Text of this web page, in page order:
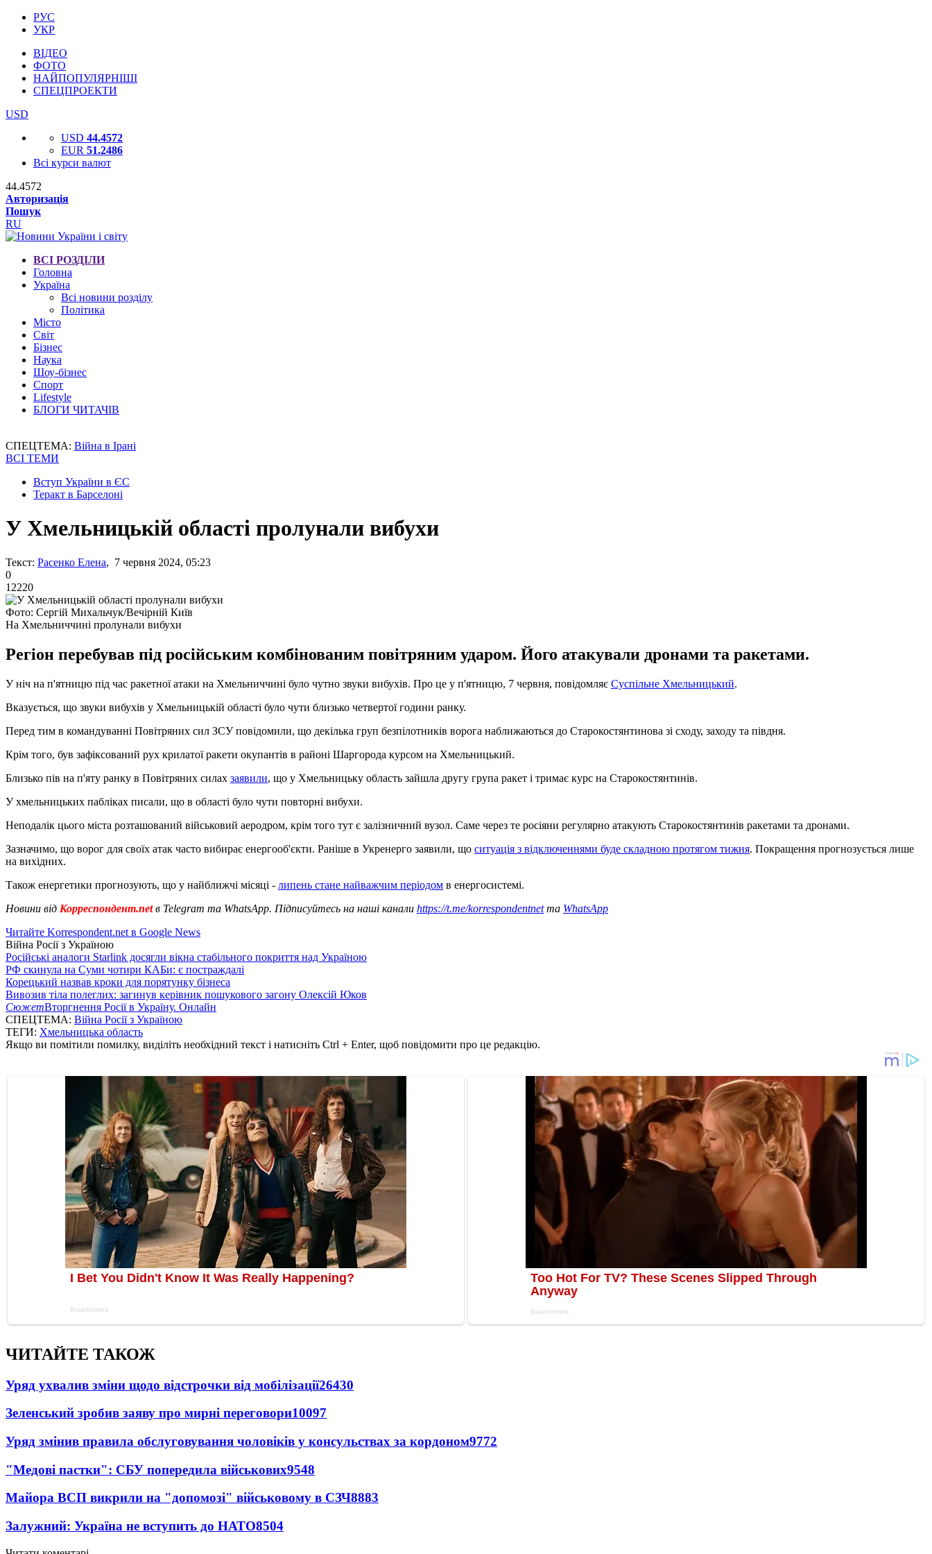
РУС
УКР
ВІДЕО
ФОТО
НАЙПОПУЛЯРНІШІ
СПЕЦПРОЕКТИ
USD
USD 44.4572
EUR 51.2486
Всі курси валют
44.4572
Авторизація
Пошук
RU
ВСІ РОЗДІЛИ
Головна
Україна
Всі новини розділу
Політика
Місто
Світ
Бізнес
Наука
Шоу-бізнес
Спорт
Lifestyle
БЛОГИ ЧИТАЧІВ
СПЕЦТЕМА: Війна в Ірані
ВСІ ТЕМИ
Вступ України в ЄС
Теракт в Барселоні
У Хмельницькій області пролунали вибухи
Текст: Расенко Елена, 7 червня 2024, 05:23
0
12220
Фото: Сергій Михальчук/Вечірній Київ
На Хмельниччині пролунали вибухи
Регіон перебував під російським комбінованим повітряним ударом. Його атакували дронами та ракетами.
У ніч на п'ятницю під час ракетної атаки на Хмельниччині було чутно звуки вибухів. Про це у п'ятницю, 7 червня, повідомляє Суспільне Хмельницький.
Вказується, що звуки вибухів у Хмельницькій області було чути близько четвертої години ранку.
Перед тим в командуванні Повітряних сил ЗСУ повідомили, що декілька груп безпілотників ворога наближаються до Старокостянтинова зі сходу, заходу та півдня.
Крім того, був зафіксований рух крилатої ракети окупантів в районі Шаргорода курсом на Хмельницький.
Близько пів на п'яту ранку в Повітряних силах заявили, що у Хмельницьку область зайшла другу група ракет і тримає курс на Старокостянтинів.
У хмельницьких пабліках писали, що в області було чути повторні вибухи.
Неподалік цього міста розташований військовий аеродром, крім того тут є залізничний вузол. Саме через те росіяни регулярно атакують Старокостянтинів ракетами та дронами.
Зазначимо, що ворог для своїх атак часто вибирає енергооб'єкти. Раніше в Укренерго заявили, що ситуація з відключеннями буде складною протягом тижня. Покращення прогнозується лише
на вихідних.
Також енергетики прогнозують, що у найближчі місяці - липень стане найважчим періодом в енергосистемі.
Новини від Корреспондент.netв Telegram та WhatsApp. Підписуйтесь на наші канали https://t.me/korrespondentnetта WhatsApp
Читайте Korrespondent.net в Google News
Війна Росії з Україною
Російські аналоги Starlink досягли вікна стабільного покриття над Україною
РФ скинула на Суми чотири КАБи: є постраждалі
Корецький назвав кроки для порятунку бізнеса
Вивозив тіла полеглих: загинув керівник пошукового загону Олексій Юков
СюжетВторгнення Росії в Україну. Онлайн
СПЕЦТЕМА: Війна Росії з Україною
ТЕГИ: Хмельницька область
Якщо ви помітили помилку, виділіть необхідний текст і натисніть Ctrl + Enter, щоб повідомити про це редакцію.
ЧИТАЙТЕ ТАКОЖ
Уряд ухвалив зміни щодо відстрочки від мобілізації26430
Зеленський зробив заяву про мирні переговори10097
Уряд змінив правила обслуговування чоловіків у консульствах за кордоном9772
"Медові пастки": СБУ попередила військових9548
Майора ВСП викрили на "допомозі" військовому в СЗЧ8883
Залужний: Україна не вступить до НАТО8504